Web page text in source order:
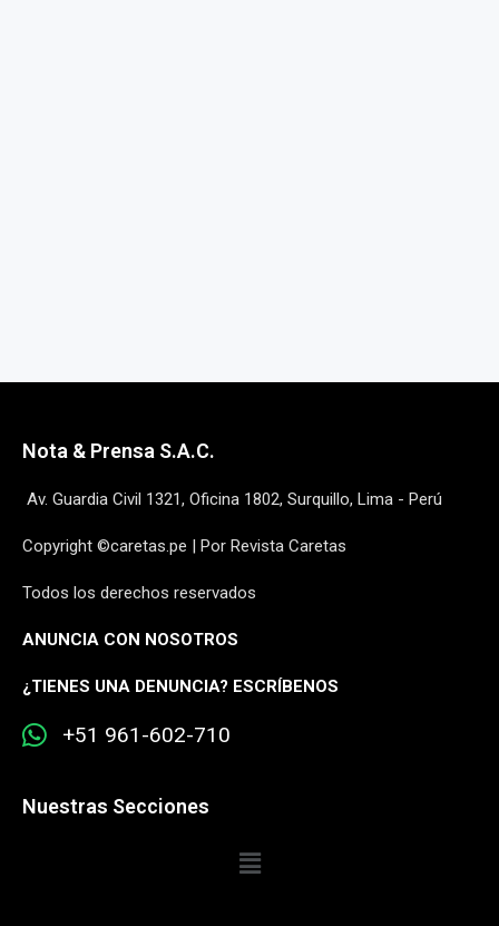
Nota & Prensa S.A.C.
Av. Guardia Civil 1321, Oficina 1802, Surquillo, Lima - Perú
Copyright ©caretas.pe | Por Revista Caretas
Todos los derechos reservados
ANUNCIA CON NOSOTROS
¿TIENES UNA DENUNCIA? ESCRÍBENOS
+51 961-602-710
Nuestras Secciones